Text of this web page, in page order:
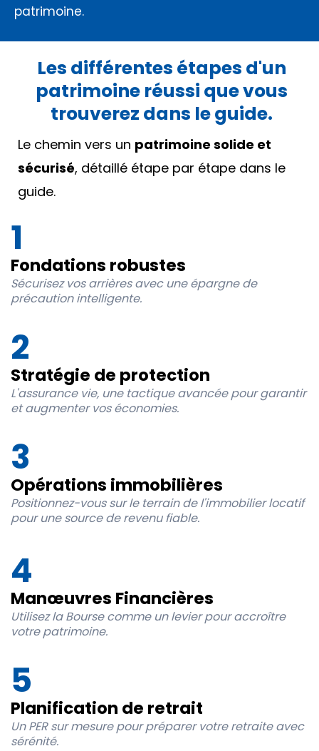
patrimoine.
Les différentes étapes d'un
patrimoine réussi que vous
trouverez dans le guide.
Le chemin vers un patrimoine solide et
sécurisé, détaillé étape par étape dans le
guide.
1
Fondations robustes
Sécurisez vos arrières avec une épargne de
précaution intelligente.
2
Stratégie de protection
L'assurance vie, une tactique avancée pour garantir
et augmenter vos économies.
3
Opérations immobilières
Positionnez-vous sur le terrain de l'immobilier locatif
pour une source de revenu fiable.
4
Manœuvres Financières
Utilisez la Bourse comme un levier pour accroître
votre patrimoine.
5
Planification de retrait
Un PER sur mesure pour préparer votre retraite avec
sérénité.